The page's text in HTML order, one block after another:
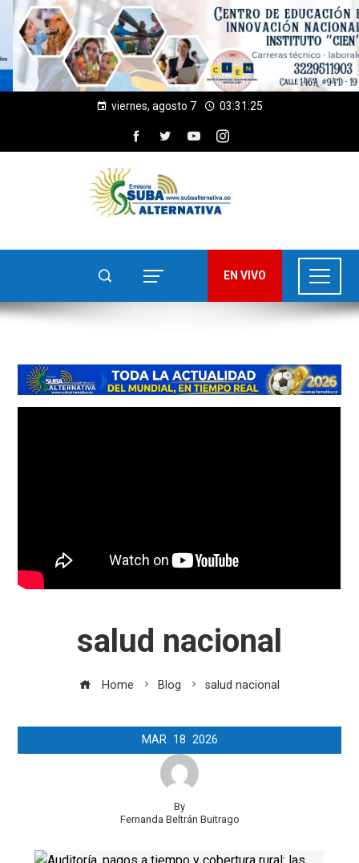
viernes, agosto 7 03:31:26
EN VIVO
salud nacional
Home Blog salud nacional
MAR 18 2026
By
Fernanda Beltrán Buitrago